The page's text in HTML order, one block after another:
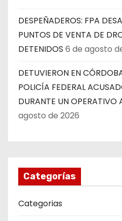
DESPEÑADEROS: FPA
PUNTOS DE VENTA DE
DETENIDOS 6 de agosto
DETUVIERON EN
POLICÍA FEDERAL
DURANTE UN OPERATIVO
agosto de 2026
Categorías
Categorias